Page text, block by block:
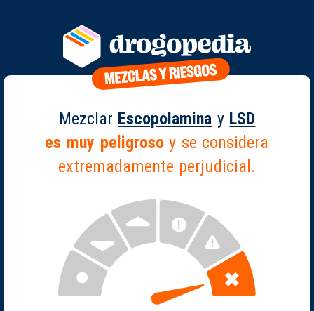
Mezclar Escopolamina y LSD
es muy peligrosoy se considera
extremadamente perjudicial.